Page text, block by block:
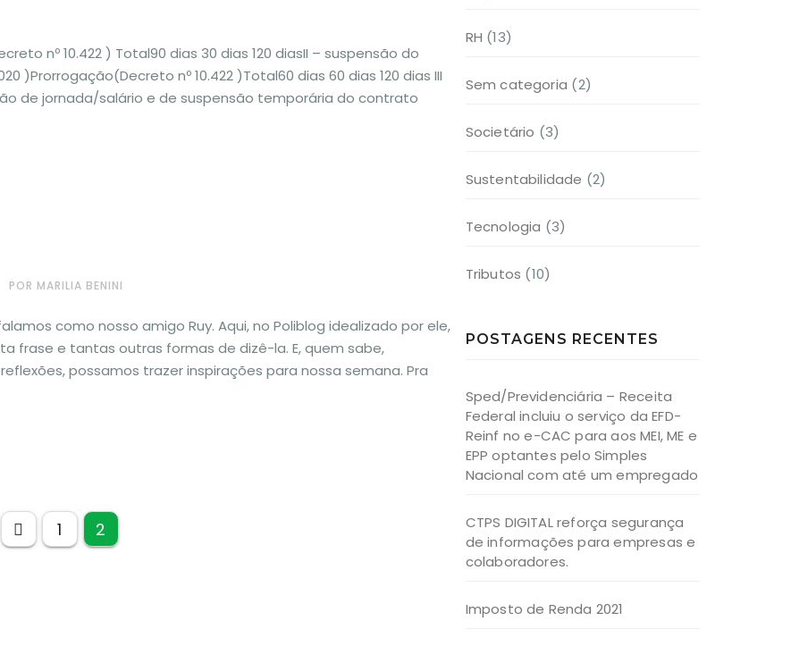
nº 10.422 ) Total90 dias 30 dias 120 diasII – suspensão do
)Prorrogação(Decreto nº 10.422 )Total60 dias 60 dias 120 dias III
de jornada/salário e de suspensão temporária do contrato
POR MARILIA BENINI
como nosso amigo Ruy. Aqui, no Poliblog idealizado por ele,
frase e tantas outras formas de dizê-la. E, quem sabe,
possamos trazer inspirações para nossa semana. Pra
N
a
1 2
RH (13)
Sem categoria (2)
Societário (3)
Sustentabilidade (2)
Tecnologia (3)
Tributos (10)
POSTAGENS RECENTES
Sped/Previdenciária – Receita
Federal incluiu o serviço da EFD-
Reinf no e-CAC para aos MEI, ME e
EPP optantes pelo Simples
Nacional com até um empregado
CTPS DIGITAL reforça segurança
de informações para empresas e
colaboradores.
Imposto de Renda 2021